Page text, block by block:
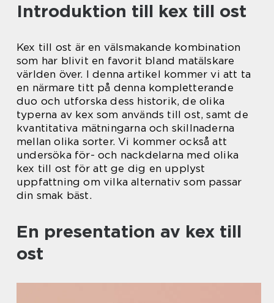
Introduktion till kex till ost
Kex till ost är en välsmakande kombination
som har blivit en favorit bland matälskare
världen över. I denna artikel kommer vi att ta
en närmare titt på denna kompletterande
duo och utforska dess historik, de olika
typerna av kex som används till ost, samt de
kvantitativa mätningarna och skillnaderna
mellan olika sorter. Vi kommer också att
undersöka för- och nackdelarna med olika
kex till ost för att ge dig en upplyst
uppfattning om vilka alternativ som passar
din smak bäst.
En presentation av kex till
ost